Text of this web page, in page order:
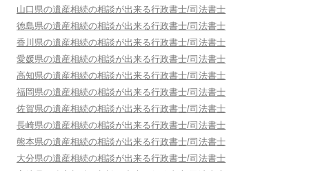
山口県の遺産相続の相談が出来る行政書士/司法書士
徳島県の遺産相続の相談が出来る行政書士/司法書士
香川県の遺産相続の相談が出来る行政書士/司法書士
愛媛県の遺産相続の相談が出来る行政書士/司法書士
高知県の遺産相続の相談が出来る行政書士/司法書士
福岡県の遺産相続の相談が出来る行政書士/司法書士
佐賀県の遺産相続の相談が出来る行政書士/司法書士
長崎県の遺産相続の相談が出来る行政書士/司法書士
熊本県の遺産相続の相談が出来る行政書士/司法書士
大分県の遺産相続の相談が出来る行政書士/司法書士